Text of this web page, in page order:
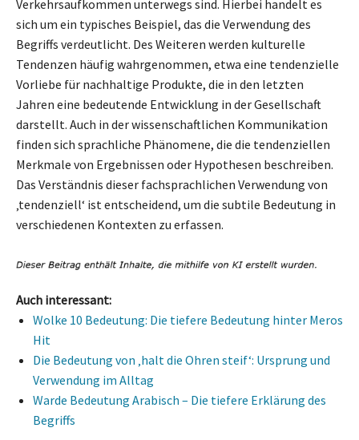
Verkehrsaufkommen unterwegs sind. Hierbei handelt es
sich um ein typisches Beispiel, das die Verwendung des
Begriffs verdeutlicht. Des Weiteren werden kulturelle
Tendenzen häufig wahrgenommen, etwa eine tendenzielle
Vorliebe für nachhaltige Produkte, die in den letzten
Jahren eine bedeutende Entwicklung in der Gesellschaft
darstellt. Auch in der wissenschaftlichen Kommunikation
finden sich sprachliche Phänomene, die die tendenziellen
Merkmale von Ergebnissen oder Hypothesen beschreiben.
Das Verständnis dieser fachsprachlichen Verwendung von
‚tendenziell‘ ist entscheidend, um die subtile Bedeutung in
verschiedenen Kontexten zu erfassen.
Auch interessant:
Wolke 10 Bedeutung: Die tiefere Bedeutung hinter Meros
Hit
Die Bedeutung von ‚halt die Ohren steif‘: Ursprung und
Verwendung im Alltag
Warde Bedeutung Arabisch – Die tiefere Erklärung des
Begriffs